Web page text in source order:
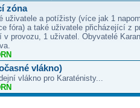
zóna
uživatele a potížisty (více jak 1
fóra) a také uživatele přicházející z
v provozu, 1 uživatel. Obyvatelé
vlákno)
vlákno pro Karaténisty...